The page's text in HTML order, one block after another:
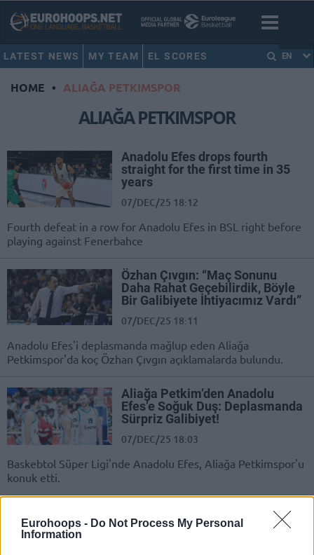
Eurohoops - Do Not Process My Personal
Information
LATEST NEWS MY TEAM EL SCORES EN
HOME • ALIAĞA PETKIMSPOR
ALIAĞA PETKIMSPOR
Anadolu Efes drops fourth
straight for the first time in 35
years
07/DEC/25 18:12
Fourth defeat in a row for Anadolu Efes in BSL right before
playing against Fenerbahce
Özhan Çıvgın: “Maç Sonunu
Daha Rahat Geçebilirdik, Böyle
Bir Galibiyete İhtiyacımız Vardı”
07/DEC/25 18:11
Anadolu Efes'i deplasmanda mağlup eden Aliağa
Petkimspor'da koç Özhan Çıvgın açıklamalarda bulundu.
Aliağa Petkim’den Anadolu
Efes’e Soğuk Duş: Deplasmanda
Sürpriz Galibiyet!
07/DEC/25 18:03
Baskebtol Süper Ligi'nde Anadolu Efes, Aliağa Petkimspor'u
konuk etti.
Merkezefendi, Petkimspor’u